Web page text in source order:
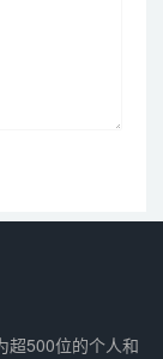
超500位的个人和